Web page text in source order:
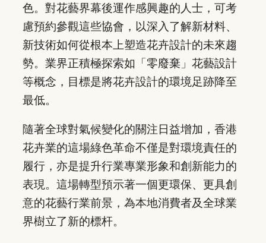
色。對花藝界幕後運作感興趣的人士，可考
慮預約參觀這些協會，以深入了解新材料、
新技術如何從根本上塑造花卉設計的未來趨
勢。業界正積極探索如「零廢棄」花藝設計
等概念，目標是將花卉設計的環境足跡降至
最低。
隨著全球對氣候變化的關注日益增加，香港
花卉業的這場綠色革命不僅是對環境責任的
履行，亦是提升行業專業形象和創新能力的
表現。這場轉型預示著一個更環保、更具創
意的花藝行業前景，為本地消費者及全球業
界樹立了新的標杆。